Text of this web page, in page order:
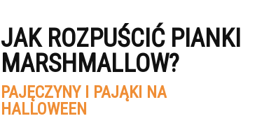
JAK ROZPUŚCIĆ PIANKI
MARSHMALLOW?
PAJĘCZYNY I PAJĄKI NA
HALLOWEEN